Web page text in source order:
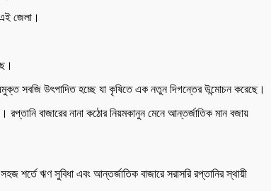
জেলা।
সবজি উৎপাদিত হচ্ছে যা কৃষিতে এক নতুন দিগন্তের উন্মোচন করেছে।
বাজারের নানা কঠোর নিয়মকানুন মেনে আন্তর্জাতিক মান বজায়
ঋণ সুবিধা এবং আন্তর্জাতিক বাজারে সরাসরি রপ্তানির স্থায়ী